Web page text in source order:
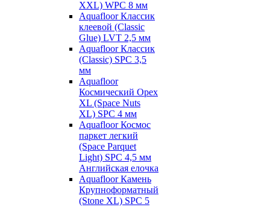
XXL) WPC 8 мм
Aquafloor Классик
клеевой (Classic
Glue) LVT 2,5 мм
Aquafloor Классик
(Classic) SPC 3,5
мм
Aquafloor
Космический Орех
XL (Space Nuts
XL) SPC 4 мм
Aquafloor Космос
паркет легкий
(Space Parquet
Light) SPC 4,5 мм
Английская елочка
Aquafloor Камень
Крупноформатный
(Stone XL) SPC 5